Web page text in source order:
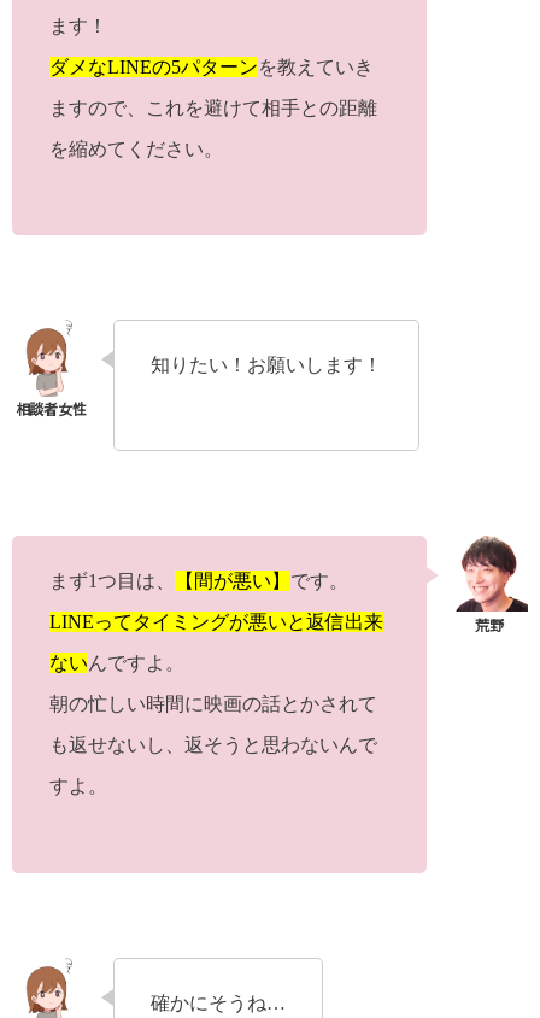
ます！
ダメなLINEの5パターンを教えていき
ますので、これを避けて相手との距離
を縮めてください。
知りたい！お願いします！
まず1つ目は、 【間が悪い】 です。
LINEってタイミングが悪いと返信出来
ないんですよ。
朝の忙しい時間に映画の話とかされて
も返せないし、返そうと思わないんで
すよ。
確かにそうね…